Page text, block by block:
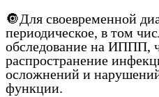
🔘Для своевременной
периодическое, в том
обследование на ИППП,
распространение
осложнений и
функции.